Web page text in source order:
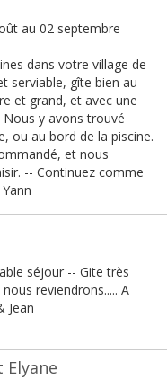
au 02 septembre
dans votre village de
serviable, gîte bien au
et grand, et avec une
Nous y avons trouvé
ou au bord de la piscine.
et nous
-- Continuez comme
séjour -- Gite très
reviendrons..... A
Jean